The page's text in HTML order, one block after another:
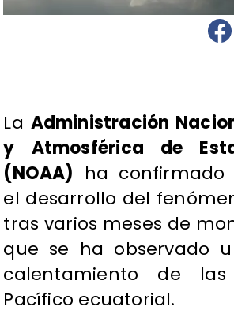
La Administración
y Atmosférica de
(NOAA) ha confirmado
el desarrollo del
tras varios meses de
que se ha observado
calentamiento de
Pacífico ecuatorial.